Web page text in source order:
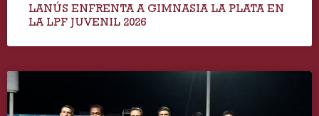
LANÚS ENFRENTA A GIMNASIA LA PLATA EN
LA LPF JUVENIL 2026